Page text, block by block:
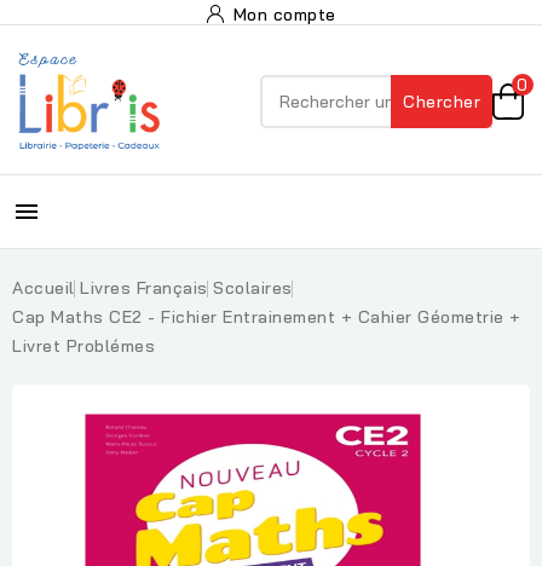
Mon compte
Chercher
0

Accueil Livres Français Scolaires
Cap Maths CE2 - Fichier Entrainement + Cahier Géometrie +
Livret Problémes